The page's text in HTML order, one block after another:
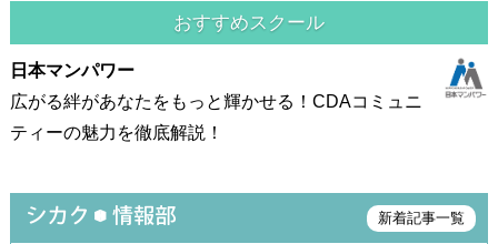
おすすめスクール
日本マンパワー
広がる絆があなたをもっと輝かせる！CDAコミュニ
ティーの魅力を徹底解説！
新着記事一覧